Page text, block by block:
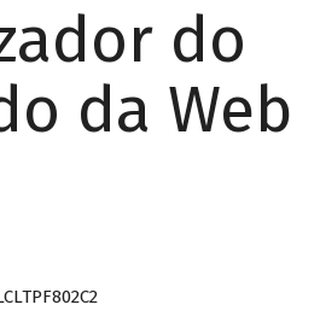
do
da Web